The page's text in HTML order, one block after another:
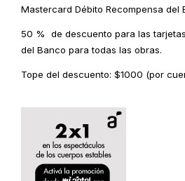
Mastercard Débito Recompensa del
50 % de descuento para las
del Banco para todas las obras.
Tope del descuento: $1000 (por